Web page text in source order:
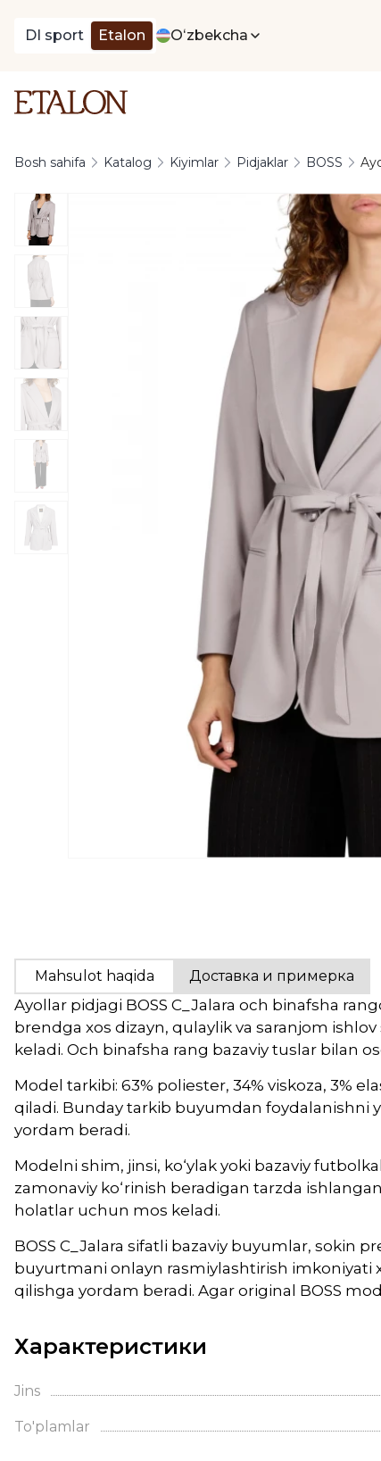
DI sport Etalon Oʻzbekcha
Bosh sahifa Katalog Kiyimlar Pidjaklar BOSS
Mahsulot haqida Доставка и примерка
Ayollar pidjagi BOSS C_Jalara och binafsha
brendga xos dizayn, qulaylik va saranjom
keladi. Och binafsha rang bazaviy tuslar bilan
Model tarkibi: 63% poliester, 34% viskoza, 3%
qiladi. Bunday tarkib buyumdan foydalanishni
yordam beradi.
Modelni shim, jinsi, ko‘ylak yoki bazaviy
zamonaviy ko‘rinish beradigan tarzda
holatlar uchun mos keladi.
BOSS C_Jalara sifatli bazaviy buyumlar, sokin
buyurtmani onlayn rasmiylashtirish imkoniyati
qilishga yordam beradi. Agar original BOSS
Характеристики
Jins
To'plamlar